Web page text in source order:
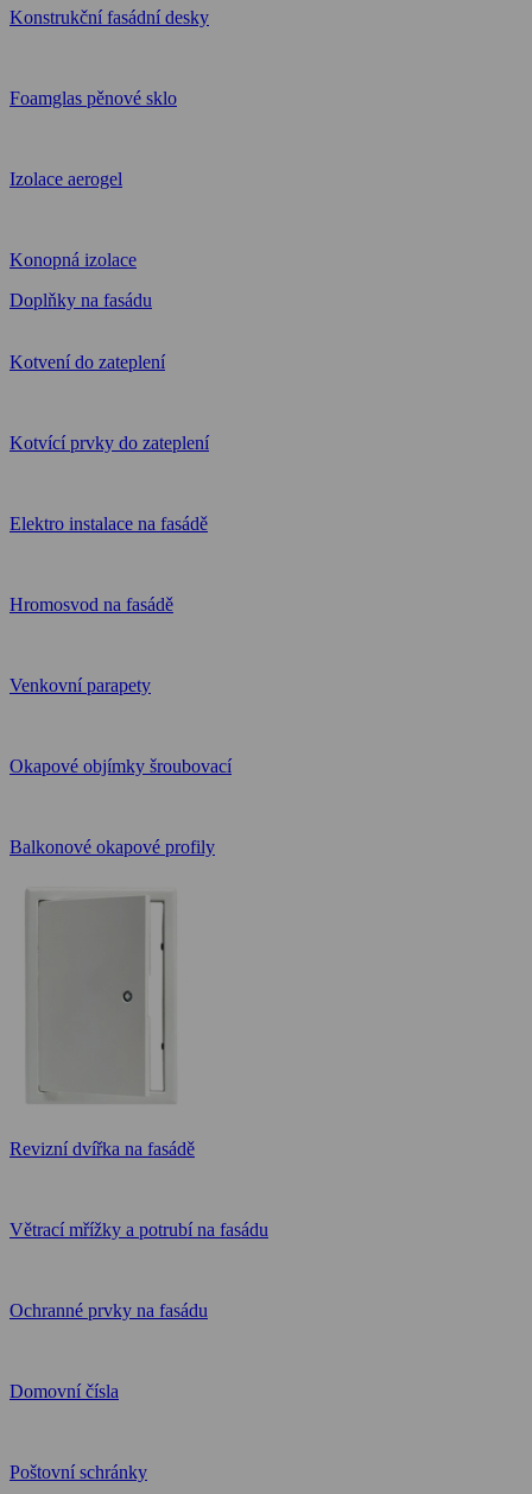
Konstrukční fasádní desky
Foamglas pěnové sklo
Izolace aerogel
Konopná izolace
Doplňky na fasádu
Kotvení do zateplení
Kotvící prvky do zateplení
Elektro instalace na fasádě
Hromosvod na fasádě
Venkovní parapety
Okapové objímky šroubovací
Balkonové okapové profily
Revizní dvířka na fasádě
Větrací mřížky a potrubí na fasádu
Ochranné prvky na fasádu
Domovní čísla
Poštovní schránky